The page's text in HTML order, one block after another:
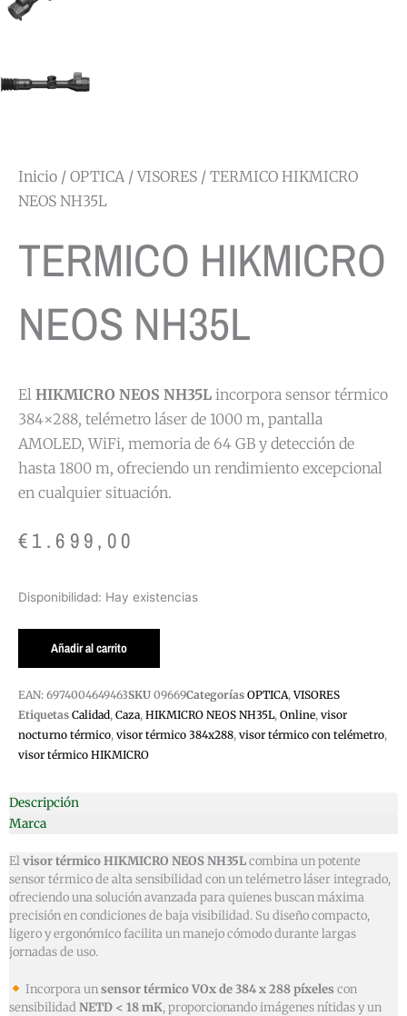
Inicio / OPTICA /VISORES / TERMICO HIKMICRO
NEOS NH35L
TERMICO HIKMICRO
NEOS NH35L
El HIKMICRO NEOS NH35L incorpora sensor térmico
384×288, telémetro láser de 1000 m, pantalla
AMOLED, WiFi, memoria de 64 GB y detección de
hasta 1800 m, ofreciendo un rendimiento excepcional
en cualquier situación.
€1.699,00
Disponibilidad: Hay existencias
TERMICO
NH35L
Añadir al carrito
EAN: 6974004649463SKU 09669Categorías OPTICA,VISORES
Etiquetas Calidad, Caza, HIKMICRO NEOS NH35L, Online, visor
nocturno térmico, visor térmico 384x288, visor térmico con telémetro,
visor térmico HIKMICRO
Descripción
Marca
Elvisor térmico HIKMICRO NEOS NH35Lcombina un potente
sensor térmico de alta sensibilidad con un telémetro láser integrado,
ofreciendo una solución avanzada para quienes buscan máxima
precisión en condiciones de baja visibilidad. Su diseño compacto,
ligero y ergonómico facilita un manejo cómodo durante largas
jornadas de uso.
Incorpora unsensor térmico VOx de 384 x 288 píxeles con
sensibilidadNETD < 18 mK, proporcionando imágenes nítidas y un